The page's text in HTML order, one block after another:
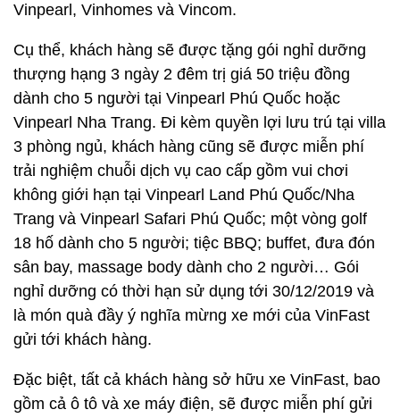
Vinpearl, Vinhomes và Vincom.
Cụ thể, khách hàng sẽ được tặng gói nghỉ dưỡng
thượng hạng 3 ngày 2 đêm trị giá 50 triệu đồng
dành cho 5 người tại Vinpearl Phú Quốc hoặc
Vinpearl Nha Trang. Đi kèm quyền lợi lưu trú tại villa
3 phòng ngủ, khách hàng cũng sẽ được miễn phí
trải nghiệm chuỗi dịch vụ cao cấp gồm vui chơi
không giới hạn tại Vinpearl Land Phú Quốc/Nha
Trang và Vinpearl Safari Phú Quốc; một vòng golf
18 hố dành cho 5 người; tiệc BBQ; buffet, đưa đón
sân bay, massage body dành cho 2 người… Gói
nghỉ dưỡng có thời hạn sử dụng tới 30/12/2019 và
là món quà đầy ý nghĩa mừng xe mới của VinFast
gửi tới khách hàng.
Đặc biệt, tất cả khách hàng sở hữu xe VinFast, bao
gồm cả ô tô và xe máy điện, sẽ được miễn phí gửi